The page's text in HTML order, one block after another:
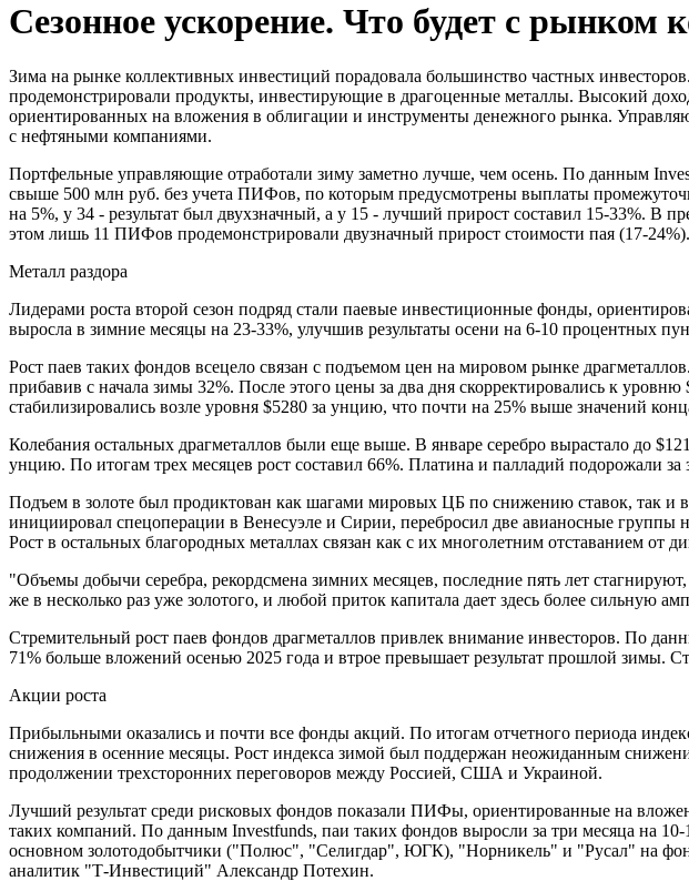
Сезонное ускорение. Что будет с
Зима на рынке коллективных инвестиций порадовала большинство частных
продемонстрировали продукты, инвестирующие в драгоценные металлы. Высокий
ориентированных на вложения в облигации и инструменты денежного рынка.
с нефтяными компаниями.
Портфельные управляющие отработали зиму заметно лучше, чем осень. По данным
свыше 500 млн руб. без учета ПИФов, по которым предусмотрены выплаты
на 5%, у 34 - результат был двухзначный, а у 15 - лучший прирост составил 15-33%. В
этом лишь 11 ПИФов продемонстрировали двузначный прирост стоимости пая (17-24%).
Металл раздора
Лидерами роста второй сезон подряд стали паевые инвестиционные фонды,
выросла в зимние месяцы на 23-33%, улучшив результаты осени на 6-10 процентных
Рост паев таких фондов всецело связан с подъемом цен на мировом рынке
прибавив с начала зимы 32%. После этого цены за два дня скорректировались к
стабилизировались возле уровня $5280 за унцию, что почти на 25% выше значений
Колебания остальных драгметаллов были еще выше. В январе серебро вырастало до
унцию. По итогам трех месяцев рост составил 66%. Платина и палладий подорожали
Подъем в золоте был продиктован как шагами мировых ЦБ по снижению ставок, так и
инициировал спецоперации в Венесуэле и Сирии, перебросил две авианосные
Рост в остальных благородных металлах связан как с их многолетним отставанием от
"Объемы добычи серебра, рекордсмена зимних месяцев, последние пять лет
же в несколько раз уже золотого, и любой приток капитала дает здесь более сильную
Стремительный рост паев фондов драгметаллов привлек внимание инвесторов. По
71% больше вложений осенью 2025 года и втрое превышает результат прошлой зимы.
Акции роста
Прибыльными оказались и почти все фонды акций. По итогам отчетного периода
снижения в осенние месяцы. Рост индекса зимой был поддержан неожиданным
продолжении трехсторонних переговоров между Россией, США и Украиной.
Лучший результат среди рисковых фондов показали ПИФы, ориентированные на
таких компаний. По данным Investfunds, паи таких фондов выросли за три месяца на
основном золотодобытчики ("Полюс", "Селигдар", ЮГК), "Норникель" и "Русал" на
аналитик "Т-Инвестиций" Александр Потехин.